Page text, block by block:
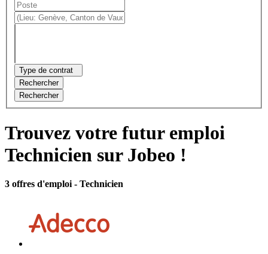
Type de contrat
Rechercher
Rechercher
Trouvez votre futur emploi
Technicien sur Jobeo !
3 offres d'emploi - Technicien